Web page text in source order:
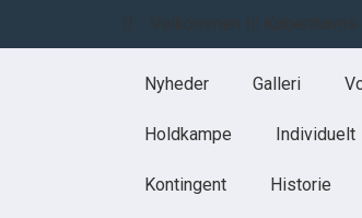
Nyheder Galleri
Holdkampe Individuelt
Kontingent Historie